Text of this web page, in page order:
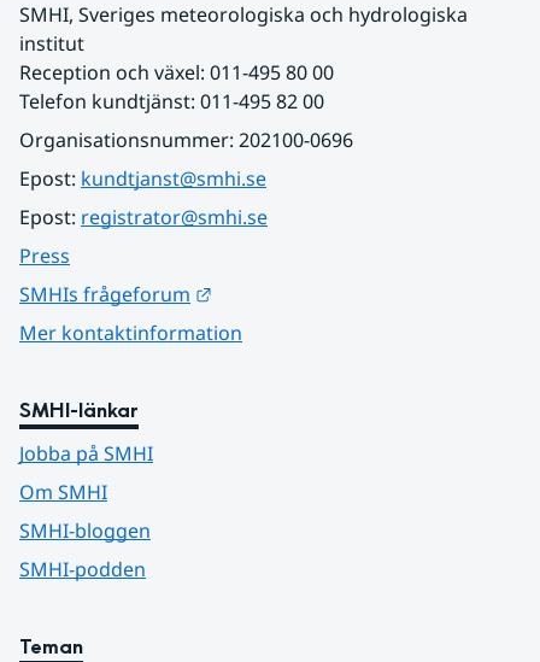
SMHI, Sveriges meteorologiska och hydrologiska
institut
Reception och växel: 011-495 80 00
Telefon kundtjänst: 011-495 82 00
Organisationsnummer: 202100-0696
Epost: kundtjanst@smhi.se
Epost: registrator@smhi.se
Press
SMHIs frågeforum
Mer kontaktinformation
SMHI-länkar
Jobba på SMHI
Om SMHI
SMHI-bloggen
SMHI-podden
Teman